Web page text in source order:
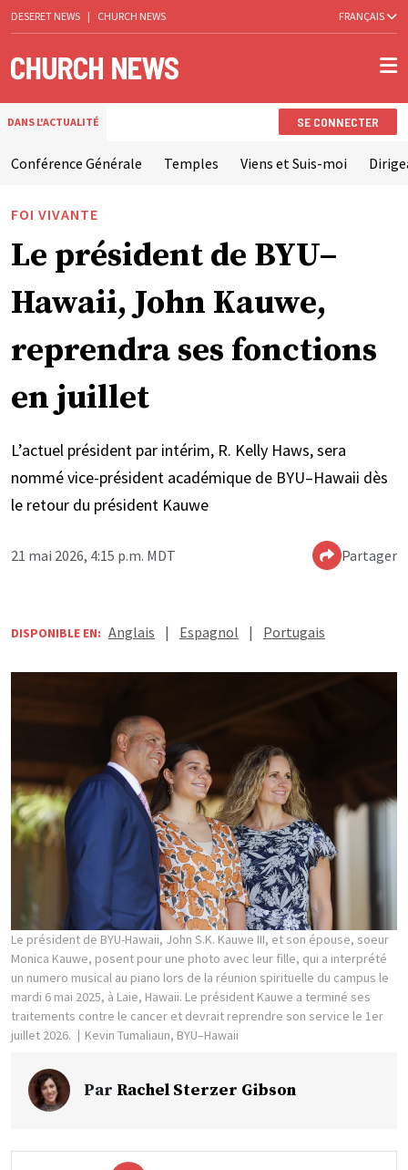
DESERET NEWS | CHURCH NEWS FRANÇAIS
DANS L'ACTUALITÉ SE CONNECTER
Conférence Générale Temples Viens et Suis-moi
FOI VIVANTE
Le président de BYU–
Hawaii, John Kauwe,
reprendra ses fonctions
en juillet
L’actuel président par intérim, R. Kelly Haws, sera
nommé vice-président académique de BYU–Hawaii dès
le retour du président Kauwe
21 mai 2026, 4:15 p.m. MDT Partager
DISPONIBLE EN: Anglais | Espagnol | Portugais
Le président de BYU-Hawaii, John S.K. Kauwe III, et son épouse, soeur
Monica Kauwe, posent pour une photo avec leur fille, qui a interprété
un numero musical au piano lors de la réunion spirituelle du campus le
mardi 6 mai 2025, à Laie, Hawaii. Le président Kauwe a terminé ses
traitements contre le cancer et devrait reprendre son service le 1er
juillet 2026.
Kevin Tumaliaun, BYU–Hawaii
Par Rachel Sterzer Gibson